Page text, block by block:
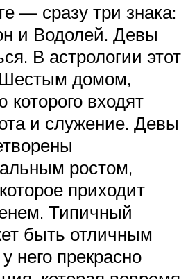
— сразу три знака:
и Водолей. Девы
В астрологии этот
Шестым домом,
входят
и служение. Девы
ростом,
приходит
Типичный
быть отличным
него прекрасно